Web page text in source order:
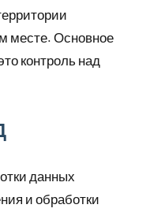
месте. Основное
контроль над
данных
и обработки